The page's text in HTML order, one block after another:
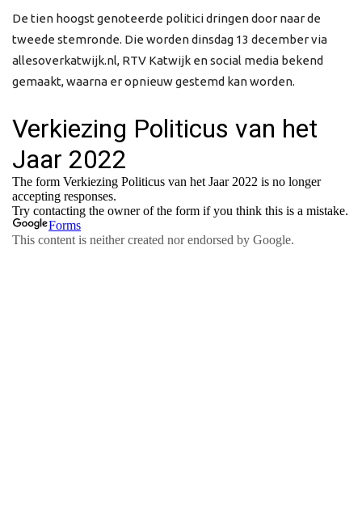
De tien hoogst genoteerde politici dringen door naar de
tweede stemronde. Die worden dinsdag 13 december via
allesoverkatwijk.nl, RTV Katwijk en social media bekend
gemaakt, waarna er opnieuw gestemd kan worden.